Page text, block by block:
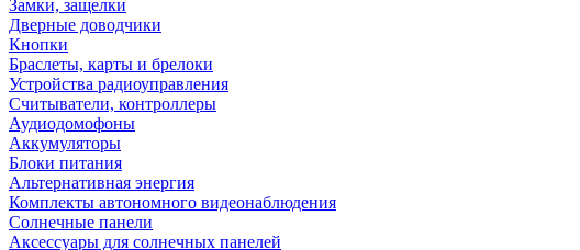
Замки, защелки
Дверные доводчики
Кнопки
Браслеты, карты и брелоки
Устройства радиоуправления
Считыватели, контроллеры
Аудиодомофоны
Аккумуляторы
Блоки питания
Альтернативная энергия
Комплекты автономного видеонаблюдения
Солнечные панели
Аксессуары для солнечных панелей